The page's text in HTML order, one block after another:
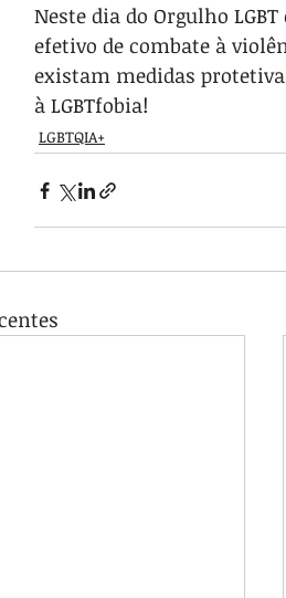
Neste dia do Orgulho
efetivo de combate à
existam medidas
à LGBTfobia!
LGBTQIA+